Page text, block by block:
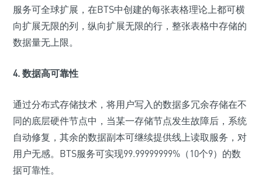
服务可全球扩展，在BTS中创建的每张表格理论上都可横
向扩展无限的列，纵向扩展无限的行，整张表格中存储的
数据量无上限。
4. 数据高可靠性
通过分布式存储技术，将用户写入的数据多冗余存储在不
同的底层硬件节点中，当某一存储节点发生故障后，系统
自动修复，其余的数据副本可继续提供线上读取服务，对
用户无感。BTS服务可实现99.99999999%（10个9）的数
据可靠性。